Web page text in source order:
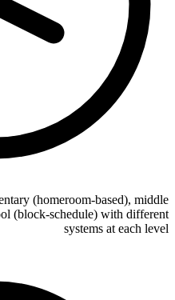
(homeroom-based), middle
(block-schedule) with different
systems at each level